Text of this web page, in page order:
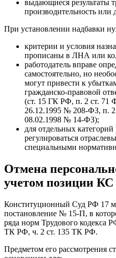
выдающиеся результаты
производительность или
При установлении надбавки
критерии и условия
прописаны в ЛНА или
работодатель вправе
самостоятельно, но
могут привести к
гражданско‑правовой
(ст. 15 ГК РФ, п. 2 ст. 71
26.12.1995 № 208-ФЗ, п. 2
08.02.1998 № 14-ФЗ);
для отдельных
регулироваться
специальными
Отмена
учетом позиции
Конституционный Суд РФ 17
постановление № 15‑П, в
ряда норм Трудового кодекса
ТК РФ, ч. 2 ст. 135 ТК РФ.
Предметом его рассмотрения